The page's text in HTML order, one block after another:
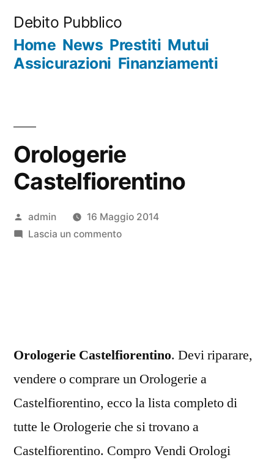
contenuto
Debito Pubblico
Home News Prestiti Mutui
Assicurazioni Finanziamenti
Orologerie
Castelfiorentino
Pubblicato
da
admin
16 Maggio 2014
Lascia un commentosu
Orologerie Castelfiorentino. Devi riparare,
vendere o comprare un Orologerie a
Castelfiorentino, ecco la lista completo di
tutte le Orologerie che si trovano a
Castelfiorentino. Compro Vendi Orologi